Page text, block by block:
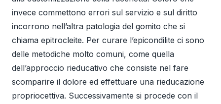
invece commettono errori sul servizio e sul diritto
incorrono nell’altra patologia del gomito che si
chiama epitrocleite. Per curare l’epicondilite ci sono
delle metodiche molto comuni, come quella
dell’approccio rieducativo che consiste nel fare
scomparire il dolore ed effettuare una rieducazione
propriocettiva. Successivamente si procede con il